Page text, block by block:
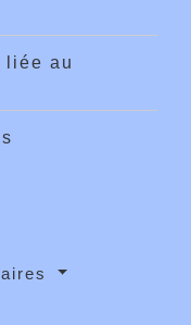
liée au